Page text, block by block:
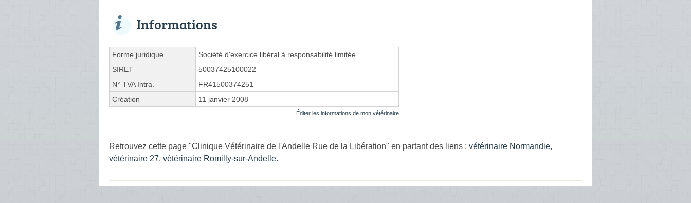
Informations
Forme juridique
Société d'exercice libéral à responsabilité limitée
SIRET
50037425100022
N° TVA Intra.
FR41500374251
Création
11 janvier 2008
Éditer les informations de mon vétérinaire
Retrouvez cette page "Clinique Vétérinaire de l'Andelle Rue de la Libération" en partant des liens : vétérinaire Normandie,
vétérinaire 27, vétérinaire Romilly-sur-Andelle.